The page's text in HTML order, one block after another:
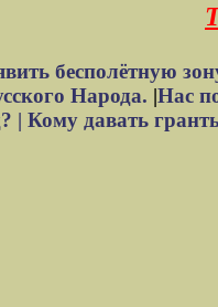
бесполётную
Народа. |Нас
| Кому давать